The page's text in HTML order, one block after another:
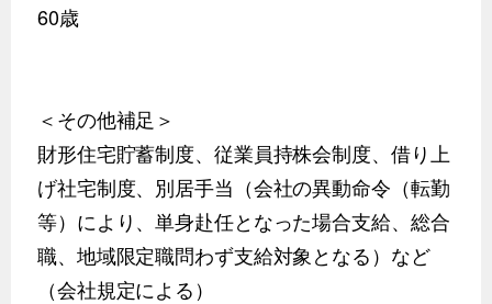
60歳
＜その他補足＞
財形住宅貯蓄制度、従業員持株会制度、借り上
げ社宅制度、別居手当（会社の異動命令（転勤
等）により、単身赴任となった場合支給、総合
職、地域限定職問わず支給対象となる）など
（会社規定による）